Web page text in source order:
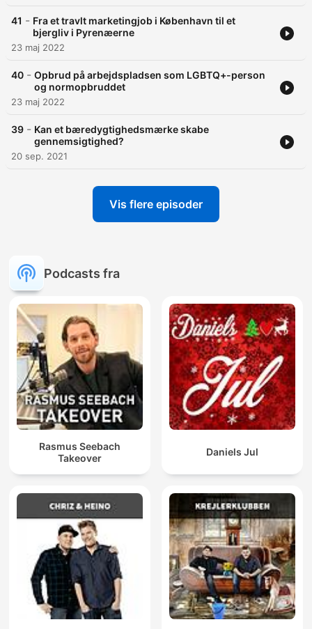
41 - Fra et travlt marketingjob i København til et
bjergliv i Pyrenæerne
23 maj 2022
40 - Opbrud på arbejdspladsen som LGBTQ+-person
og normopbruddet
23 maj 2022
39 - Kan et bæredygtighedsmærke skabe
gennemsigtighed?
20 sep. 2021
Vis flere episoder
Podcasts fra
Rasmus Seebach
Takeover
Daniels Jul